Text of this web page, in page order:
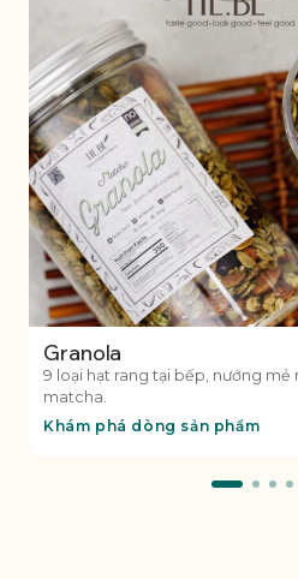
Granola
9 loại hạt rang tại bếp, nướng
matcha.
Khám phá dòng sản phẩm